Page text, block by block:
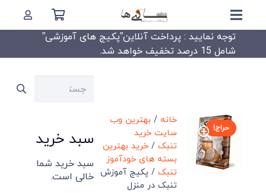
توجه نمایید : پرداخت آنلاین”پکیج های آموزشی”
شامل 15 درصد تخفیف خواهد شد.
حراج!
خانه / بهترین وب
سایت خرید
تنبک /خرید بهترین
بسته های خودآموز
تنبک / پکیج آموزش
تنبک‌ در منزل
جستجو
سبد خرید
سبد خرید شما
خالی است.